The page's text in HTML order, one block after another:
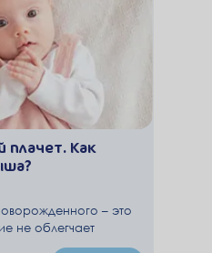
Как
– это
не облегчает
у родителей,